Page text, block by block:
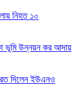
নিহত ১০
ভূমি উন্নয়ন কর আদায়
দিলেন ইউএনও